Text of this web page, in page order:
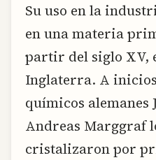
Su uso en la
en una materia
partir del siglo XV,
Inglaterra. A
químicos alemanes
Andreas Marggraf
cristalizaron por